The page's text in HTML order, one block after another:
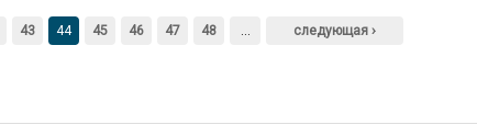
43 44 45 46 47 48 … следующая ›